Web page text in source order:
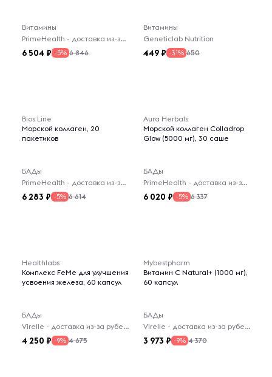
Витамины
PrimeHealth - доставка из-за рубежа
6 504 -5% 6 846
Витамины
Geneticlab Nutrition
449 -31% 650
Bios Line
Морской коллаген, 20
пакетиков
БАДы
PrimeHealth - доставка из-за рубежа
6 283 -5% 6 614
Aura Herbals
Морской коллаген Colladrop
Glow (5000 мг), 30 саше
БАДы
PrimeHealth - доставка из-за рубежа
6 020 -5% 6 337
Healthlabs
Комплекс FeMe для улучшения
усвоения железа, 60 капсул
БАДы
Virelle - доставка из-за рубежа
4 250 -9% 4 675
Mybestpharm
Витамин C Natural+ (1000 мг),
60 капсул
БАДы
Virelle - доставка из-за рубежа
3 973 -9% 4 370